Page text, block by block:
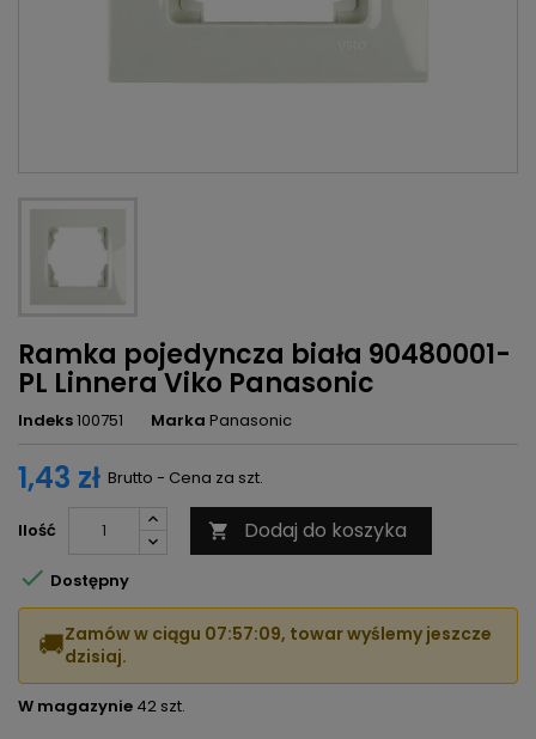
Ramka pojedyncza biała 90480001-
PL Linnera Viko Panasonic
Indeks100751 Marka Panasonic
1,43 zł Brutto - Cena za szt.
Ilość  Dodaj do koszyka
 Dostępny
🚚Zamów w ciągu 07:57:09, towar wyślemy jeszcze
dzisiaj.
W magazynie 42 szt.